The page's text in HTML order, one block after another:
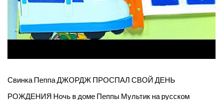
Свинка Пеппа ДЖОРДЖ ПРОСПАЛ СВОЙ ДЕНЬ
РОЖДЕНИЯ Ночь в доме Пеппы Мультик на русском